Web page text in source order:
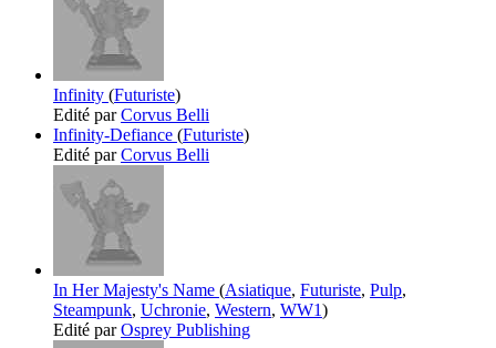
Infinity (Futuriste)
Edité parCorvus Belli
Infinity-Defiance (Futuriste)
Edité parCorvus Belli
In Her Majesty's Name (Asiatique, Futuriste, Pulp,
Steampunk, Uchronie, Western, WW1)
Edité parOsprey Publishing